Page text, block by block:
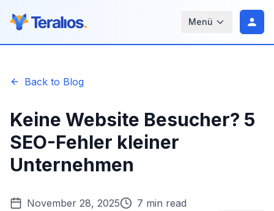
Menü
Back to Blog
Keine Website Besucher? 5
SEO-Fehler kleiner
Unternehmen
November 28, 2025
7 min read